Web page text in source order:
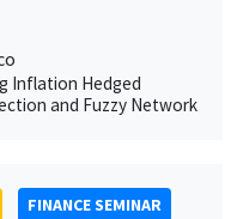
Inflation Hedged
and Fuzzy Network
FINANCE SEMINAR